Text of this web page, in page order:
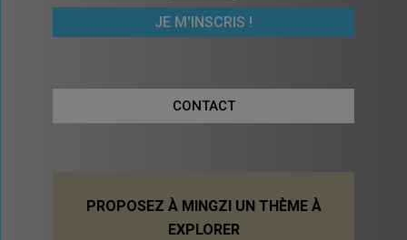
CONTACT
PROPOSEZ À MINGZI UN THÈME À
EXPLORER